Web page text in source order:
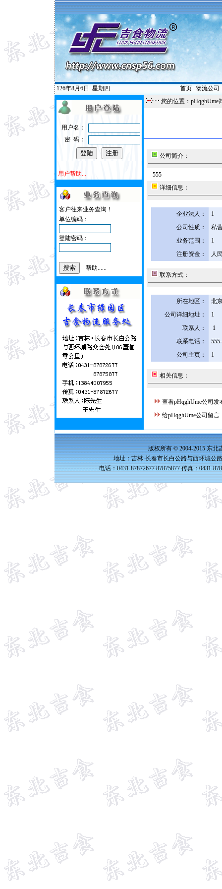
126年8月6日 星期四 首页| 物流公司
用户名：
密 码：
用户帮助...
客户往来业务查询！
单位编码：
登陆密码：
帮助......
您的位置：pHqghUme
公司简介：
555
详细信息：
企业法人：
1
公司性质：
私
业务范围：
1
注册资金：
人
联系方式：
所在地区：
北
公司详细地址：
1
联系人：
1
联系电话：
公司主页：
1
相关信息：
查看pHqghUme公司发
给pHqghUme公司留言
版权所有 © 2004-2015 东北
地址：吉林·长春市长白公路与西环城公
电话：0431-87872677 87875877 传真：0431-